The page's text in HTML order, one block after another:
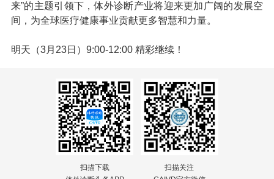
来”的主题引领下，体外诊断产业将迎来更加广阔的发展空
间，为全球医疗健康事业贡献更多智慧和力量。
明天（3月23日）9:00-12:00 精彩继续！
扫描下载
扫描关注